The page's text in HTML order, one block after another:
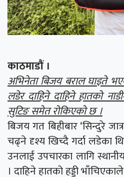
काठमाडौं ।
अभिनेता बिजय बराल घाइते
लडेर दाहिने दाहिने हातको
सुटिङ समेत रोकिएको छ ।
बिजय गत बिहीबार ‘सिन्दुरे
चढ्ने दृश्य खिच्दै गर्दा लडेका
उनलाई उपचारका लागि
। दाहिने हातको हड्डी